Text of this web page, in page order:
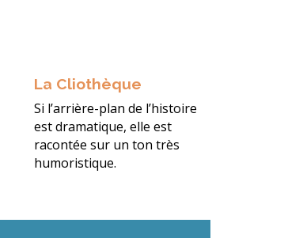
La Cliothèque
Si l’arrière-plan de l’histoire
est dramatique, elle est
racontée sur un ton très
humoristique.